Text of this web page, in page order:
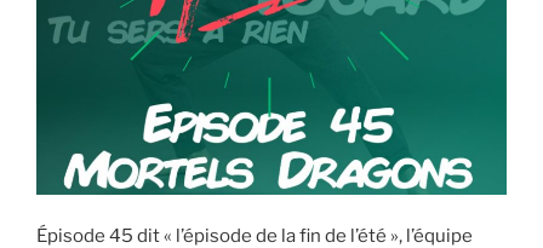
Épisode 45 dit « l’épisode de la fin de l’été », l’équipe